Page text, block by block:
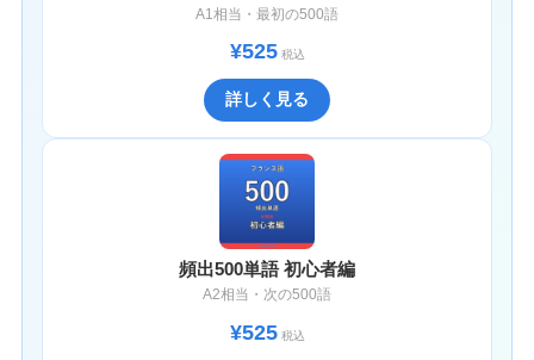
A1相当・最初の500語
¥525税込
詳しく見る
頻出500単語 初心者編
A2相当・次の500語
¥525税込